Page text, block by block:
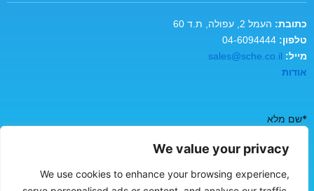
We value your privacy
We use cookies to enhance your browsing experience,
כתובת: העמל 2, עפולה, ת.ד 60
טלפון:
מייל: sales@sche.co.il
אודות
*שם מלא
*כתובת אימייל